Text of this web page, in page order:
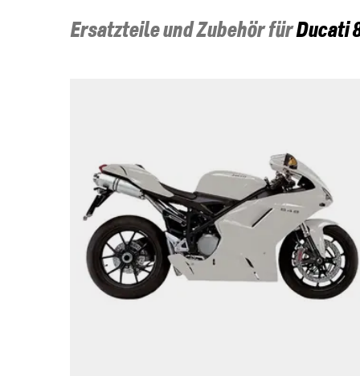
Ersatzteile und Zubehör fürDucati